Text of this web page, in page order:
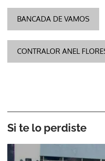
BANCADA DE VAMOS
CONTRALOR ANEL
Si te lo perdiste